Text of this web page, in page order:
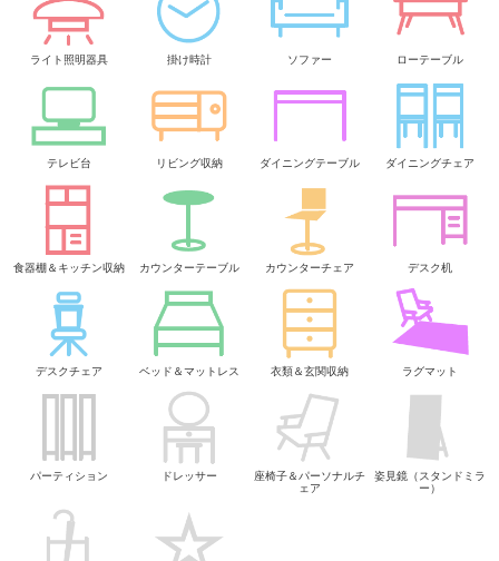
ライト照明器具 掛け時計 ソファー ローテーブル
テレビ台 リビング収納 ダイニングテーブル ダイニングチェア
食器棚＆キッチン収納 カウンターテーブル カウンターチェア デスク机
デスクチェア ベッド＆マットレス 衣類＆玄関収納 ラグマット
パーティション ドレッサー
座椅子＆パーソナルチ
ェア
姿見鏡（スタンドミラ
ー）